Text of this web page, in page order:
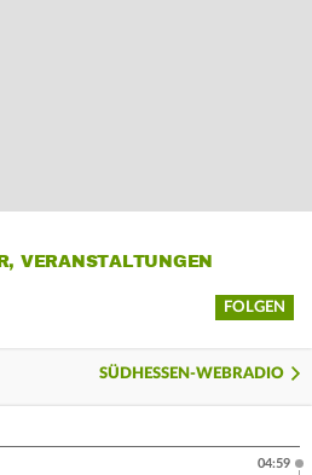
VERANSTALTUNGEN
FOLGEN
SÜDHESSEN-WEBRADIO
04:59